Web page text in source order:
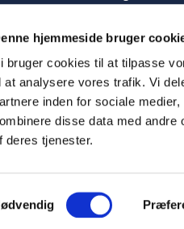
hjemmeside bruger
bruger cookies til at tilpasse
at analysere vores trafik. Vi
inden for sociale
disse data med andre
deres tjenester.
Guide de la
Fichiers 3D
Presse
Showroom
Salons